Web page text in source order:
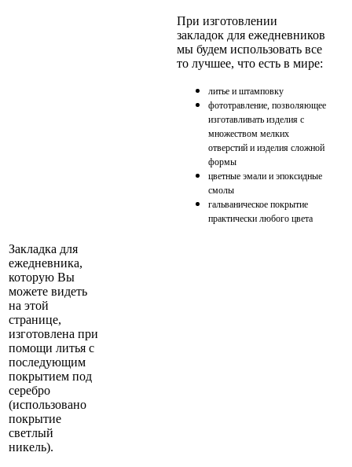
При изготовлении
закладок для ежедневников
мы будем использовать все
то лучшее, что есть в мире:
литье и штамповку
фототравление, позволяющее
изготавливать изделия с
множеством мелких
отверстий и изделия сложной
формы
цветные эмали и эпоксидные
смолы
гальваническое покрытие
практически любого цвета
Закладка для
ежедневника,
которую Вы
можете видеть
на этой
странице,
изготовлена при
помощи литья с
последующим
покрытием под
серебро
(использовано
покрытие
светлый
никель).